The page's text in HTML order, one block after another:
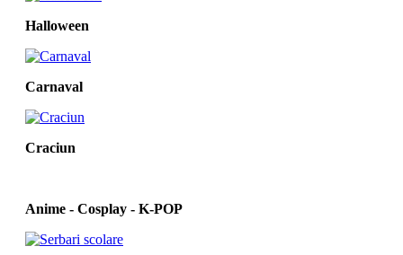
Halloween
Carnaval
Craciun
Anime - Cosplay - K‑POP